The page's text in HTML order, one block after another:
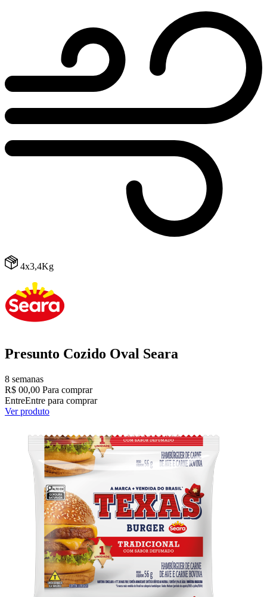
4x3,4Kg
Presunto Cozido Oval Seara
8 semanas
R$ 00,00 Para comprar
EntreEntre para comprar
Ver produto